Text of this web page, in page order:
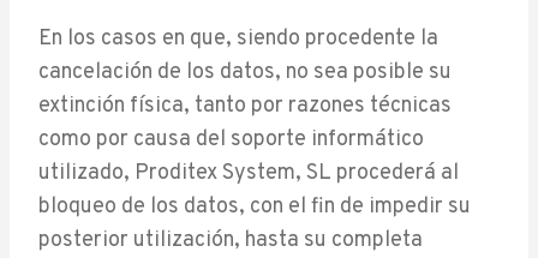
En los casos en que, siendo procedente la
cancelación de los datos, no sea posible su
extinción física, tanto por razones técnicas
como por causa del soporte informático
utilizado, Proditex System, SL procederá al
bloqueo de los datos, con el fin de impedir su
posterior utilización, hasta su completa